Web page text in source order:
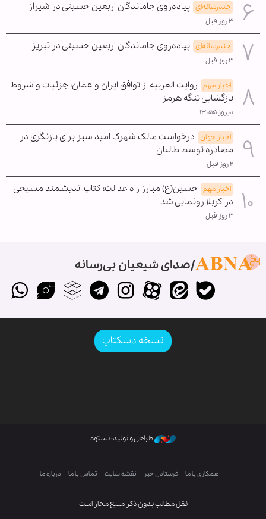
چندرسانه‌ای پیاده‌روی جاماندگان اربعین حسینی در شیراز
۳ روز قبل
چندرسانه‌ای پیاده‌روی جاماندگان اربعین حسینی در تبریز
۳ روز قبل
اخبار مهم روایت العربیه از توافق ایران و عمان؛ جزئیات و شروط
بازگشایی تنگه هرمز
دیروز ۱۳:۵۵
اخبار جهان درخواست مالک شهرک امید سبز برای بازنگری در
مصادره توسط طالبان
۲ روز قبل
اخبار مهم حسین(ع) مبارز راه عدالت؛ کتاب اندیشمند مسیحی
در کربلا رونمایی شد
۳ روز قبل
صدای شیعیان بی‌رسانه
نسخه دسکتاپ
نقل مطالب بدون ذکر منبع مجاز است
طراحی و تولید: نستوه
همکاری با ما فرستادن خبر نقشه سایت تماس با ما درباره ما